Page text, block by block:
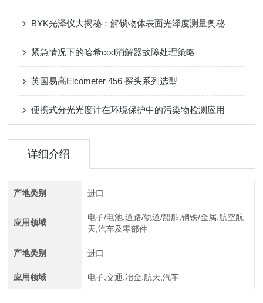
BYK光泽仪大揭秘：解锁物体表面光泽度测量奥秘
紧急情况下的哈希cod消解器故障处理策略
英国易高Elcometer 456 探头系列选型
便携式分光光度计在环境保护中的污染物检测应用
详细介绍
产地类别 进口
应用领域
电子/电池,道路/轨道/船舶,钢铁/金属,航空航
天,汽车及零部件
产地类别 进口
应用领域 电子,交通,冶金,航天,汽车